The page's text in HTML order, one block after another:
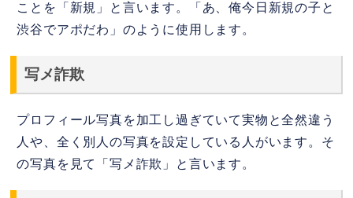
ことを「新規」と言います。「あ、俺今日新規の子と
渋谷でアポだわ」のように使用します。
写メ詐欺
プロフィール写真を加工し過ぎていて実物と全然違う
人や、全く別人の写真を設定している人がいます。そ
の写真を見て「写メ詐欺」と言います。